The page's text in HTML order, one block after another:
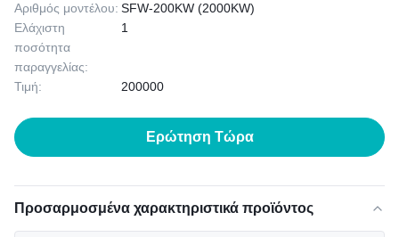
Αριθμός μοντέλου: SFW-200KW (2000KW)
Ελάχιστη
ποσότητα
παραγγελίας:
1
Τιμή: 200000
Ερώτηση Τώρα
Προσαρμοσμένα χαρακτηριστικά προϊόντος